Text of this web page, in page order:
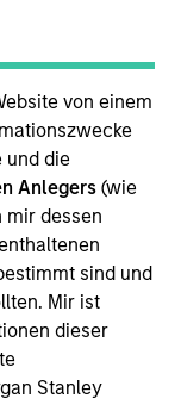
von einem
und die
Anlegers(wie
mir dessen
sind und
Mir ist
dieser
Stanley